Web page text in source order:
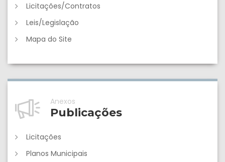
Licitações/Contratos
Leis/Legislação
Mapa do Site
Anexos
Publicações
Licitações
Planos Municipais